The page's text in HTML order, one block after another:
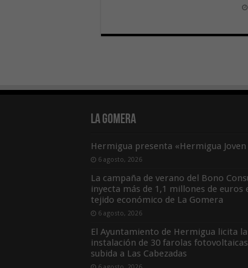
La Gomera
Hermigua presenta «Hermigua
6 agosto, 2026
La campaña de verano del Bono
inyecta más de 1,1 millones de euros
tejido económico de La Gomera
6 agosto, 2026
El Ayuntamiento de Hermigua licita la
instalación de 30 farolas
subida a Las Cabezadas